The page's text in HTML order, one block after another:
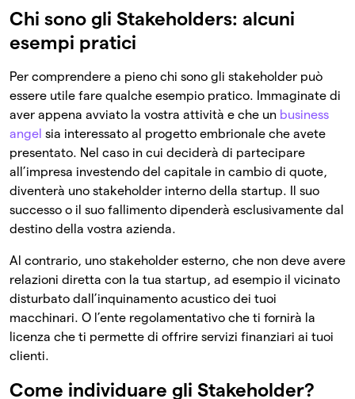
Chi sono gli Stakeholders: alcuni
esempi pratici
Per comprendere a pieno chi sono gli stakeholder può
essere utile fare qualche esempio pratico. Immaginate di
aver appena avviato la vostra attività e che un business
angel sia interessato al progetto embrionale che avete
presentato. Nel caso in cui deciderà di partecipare
all’impresa investendo del capitale in cambio di quote,
diventerà uno stakeholder interno della startup. Il suo
successo o il suo fallimento dipenderà esclusivamente dal
destino della vostra azienda.
Al contrario, uno stakeholder esterno, che non deve avere
relazioni diretta con la tua startup, ad esempio il vicinato
disturbato dall’inquinamento acustico dei tuoi
macchinari. O l’ente regolamentativo che ti fornirà la
licenza che ti permette di offrire servizi finanziari ai tuoi
clienti.
Come individuare gli Stakeholder?